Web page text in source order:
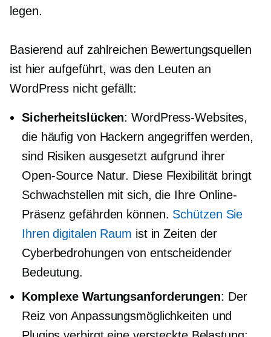
legen.
Basierend auf zahlreichen Bewertungsquellen
ist hier aufgeführt, was den Leuten an
WordPress nicht gefällt:
Sicherheitslücken: WordPress-Websites,
die häufig von Hackern angegriffen werden,
sind Risiken ausgesetzt aufgrund ihrer
Open-SourceNatur. Diese Flexibilität bringt
Schwachstellen mit sich, die Ihre Online-
Präsenz gefährden können. Schützen Sie
Ihren digitalen Raum ist in Zeiten der
Cyberbedrohungen von entscheidender
Bedeutung.
Komplexe Wartungsanforderungen: Der
Reiz von Anpassungsmöglichkeiten und